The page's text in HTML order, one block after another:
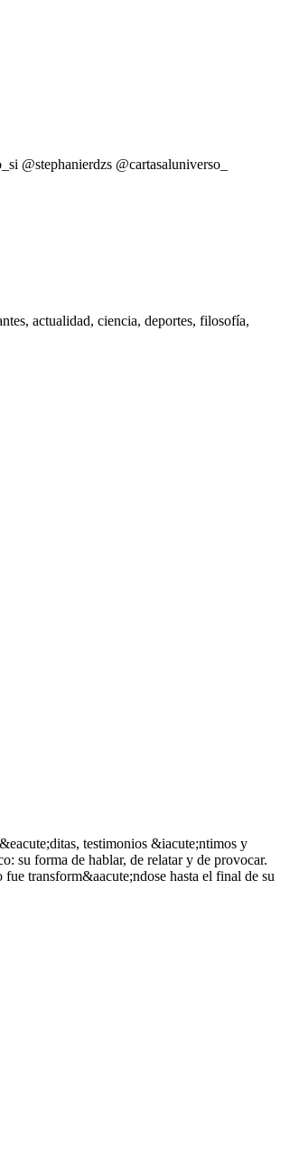
@stephanierdzs @cartasaluniverso_
actualidad, ciencia, deportes, filosofía,
testimonios &iacute;ntimos y
su forma de hablar, de relatar y de provocar.
transform&aacute;ndose hasta el final de su